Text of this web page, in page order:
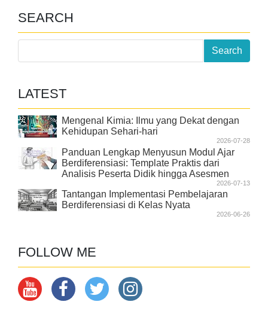
SEARCH
LATEST
Mengenal Kimia: Ilmu yang Dekat dengan
Kehidupan Sehari-hari
2026-07-28
Panduan Lengkap Menyusun Modul Ajar
Berdiferensiasi: Template Praktis dari
Analisis Peserta Didik hingga Asesmen
2026-07-13
Tantangan Implementasi Pembelajaran
Berdiferensiasi di Kelas Nyata
2026-06-26
FOLLOW ME